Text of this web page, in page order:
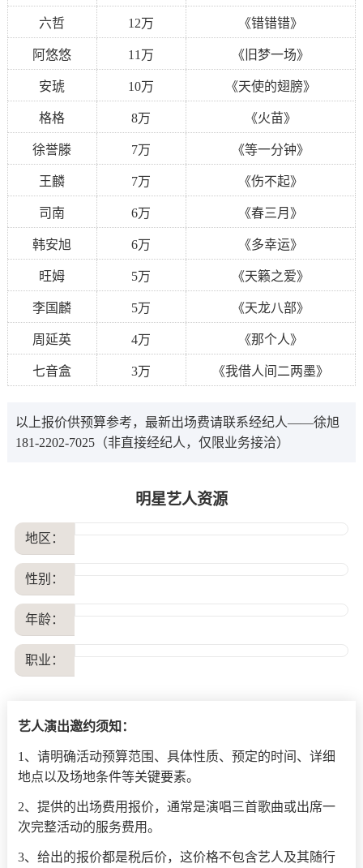
六哲 12万 《错错错》
阿悠悠 11万 《旧梦一场》
安琥 10万 《天使的翅膀》
格格 8万 《火苗》
徐誉滕 7万 《等一分钟》
王麟 7万 《伤不起》
司南 6万 《春三月》
韩安旭 6万 《多幸运》
旺姆 5万 《天籁之爱》
李国麟 5万 《天龙八部》
周延英 4万 《那个人》
七音盒 3万 《我借人间二两墨》
以上报价供预算参考，最新出场费请联系经纪人——徐旭
181-2202-7025（非直接经纪人，仅限业务接洽）
明星艺人资源
地区：
性别：
年龄：
职业：
艺人演出邀约须知：
1、请明确活动预算范围、具体性质、预定的时间、详细
地点以及场地条件等关键要素。
2、提供的出场费用报价，通常是演唱三首歌曲或出席一
次完整活动的服务费用。
3、给出的报价都是税后价，这价格不包含艺人及其随行